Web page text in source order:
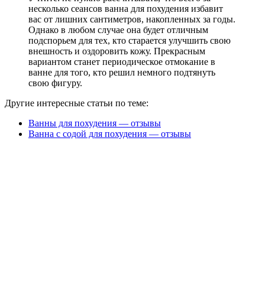
несколько сеансов ванна для похудения избавит
вас от лишних сантиметров, накопленных за годы.
Однако в любом случае она будет отличным
подспорьем для тех, кто старается улучшить свою
внешность и оздоровить кожу. Прекрасным
вариантом станет периодическое отмокание в
ванне для того, кто решил немного подтянуть
свою фигуру.
Другие интересные статьи по теме:
Ванны для похудения — отзывы
Ванна с содой для похудения — отзывы